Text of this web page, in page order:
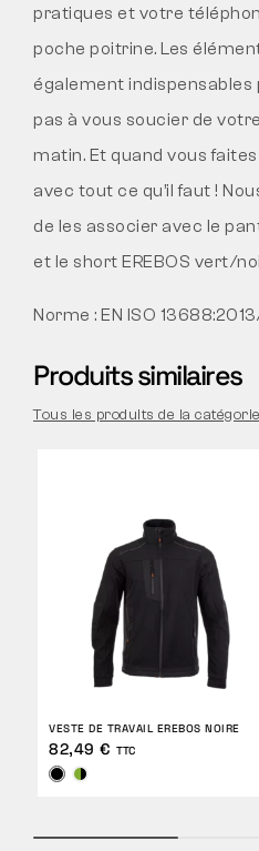
pratiques et votre
poche poitrine. Les
également indispensables
pas à vous soucier de
matin. Et quand vous
avec tout ce qu’il faut !
de les associer avec le
et le short EREBOS vert/
Norme : EN ISO
Produits similaires
Tous les produits de la catégorie
VESTE DE TRAVAIL EREBOS NOIRE
82,49 € TTC